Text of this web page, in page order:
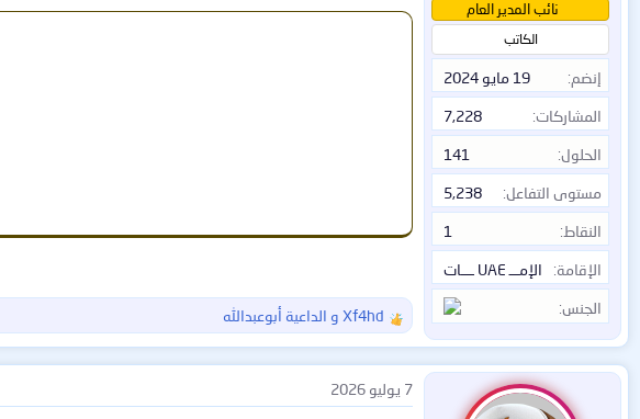
نائب المدير العام
الكاتب
إنضم 19 مايو 2024
المشاركات 7,228
الحلول 141
مستوى التفاعل 5,238
النقاط 1
الإقامة الإمـــ UAE ــــات
الجنس
ا
ل
ت
ف
ا
Xf4hd و الداعية أبوعبدالله
7 يوليو 2026